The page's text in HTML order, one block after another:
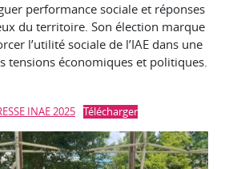
performance sociale et réponses
du territoire. Son élection marque
l’utilité sociale de l’IAE dans une
tensions économiques et politiques.
INAE 2025 Télécharger